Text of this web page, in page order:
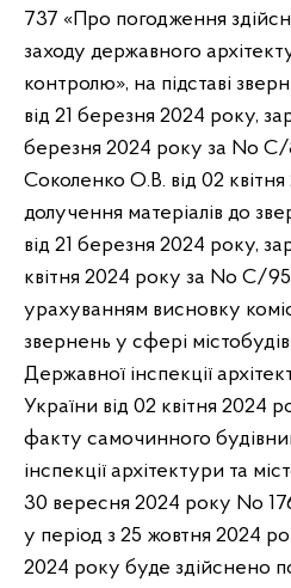
737 «Про погодження
заходу державного
контролю», на підставі
від 21 березня 2024 року,
березня 2024 року за No
Соколенко О.В. від 02
долучення матеріалів до
від 21 березня 2024 року,
квітня 2024 року за No С/
урахуванням висновку
звернень у сфері
Державної інспекції
України від 02 квітня 2024
факту самочинного
інспекції архітектури та
30 вересня 2024 року No
у період з 25 жовтня 2024
2024 року буде здійснено